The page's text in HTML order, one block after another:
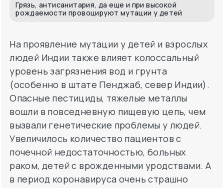
На проявление мутации у детей и взрослых
людей Индии также влияет колоссальный
(особенно в штате Пенджаб, север Индии).
Опасные пестициды, тяжелые металлы
вошли в повседневную пищевую цепь, чем
вызвали генетические проблемы у людей.
Увеличилось количество пациентов с
почечной недостаточностью, больных
раком, детей с врожденными уродствами. А
в период коронавируса очень страшно
смотреть на последнюю статистику
смертностилюдей в Индии...